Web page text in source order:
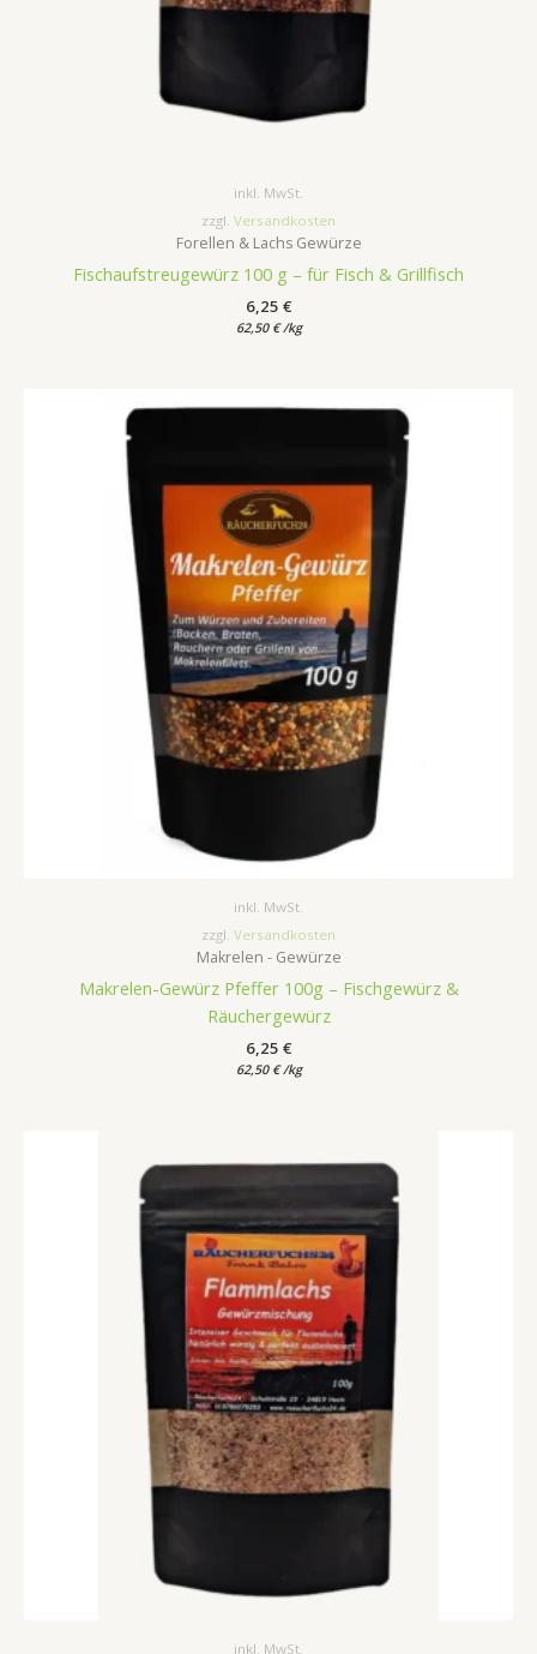
inkl. MwSt.
zzgl. Versandkosten
Forellen & Lachs Gewürze
Fischaufstreugewürz 100 g – für Fisch & Grillfisch
6,25 €
62,50 € /kg
inkl. MwSt.
zzgl. Versandkosten
Makrelen - Gewürze
Makrelen-Gewürz Pfeffer 100g – Fischgewürz &
Räuchergewürz
6,25 €
62,50 € /kg
inkl. MwSt.